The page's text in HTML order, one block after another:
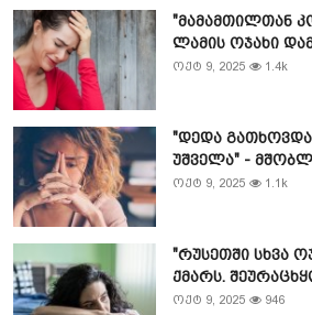
"მამამთილთან
ლამის ოჯახი
ოქტ 9, 2025 1.4k
"დედა
უშველა" -
ოქტ 9, 2025 1.1k
"რუსეთში სხვა
ქმარს.
ოქტ 9, 2025 946